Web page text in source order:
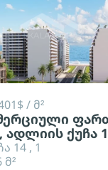
/ მ²
ქუჩა
14 , 1
მ²